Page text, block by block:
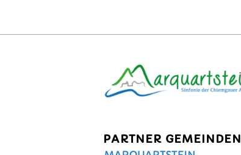
PARTNER GEMEINDEN